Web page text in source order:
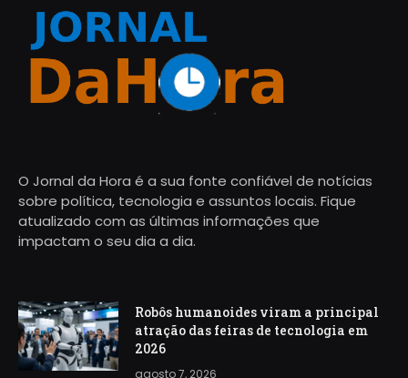
O Jornal da Hora é a sua fonte confiável de notícias
sobre política, tecnologia e assuntos locais. Fique
atualizado com as últimas informações que
impactam o seu dia a dia.
Robôs humanoides viram a principal
atração das feiras de tecnologia em
2026
agosto 7, 2026